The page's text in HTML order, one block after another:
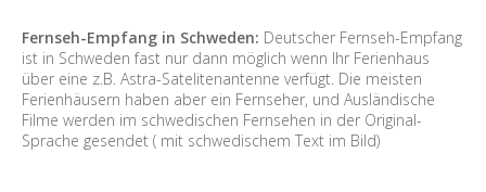
Fernseh-Empfang in Schweden: Deutscher Fernseh-Empfang
ist in Schweden fast nur dann möglich wenn Ihr Ferienhaus
über eine z.B. Astra-Satelitenantenne verfügt. Die meisten
Ferienhäusern haben aber ein Fernseher, und Ausländische
Filme werden im schwedischen Fernsehen in der Original-
Sprache gesendet ( mit schwedischem Text im Bild)